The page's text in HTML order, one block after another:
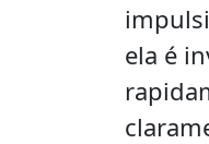
ela é